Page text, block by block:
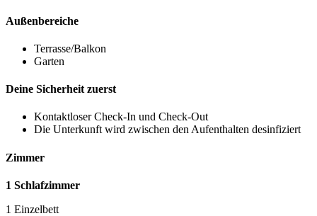
Außenbereiche
Terrasse/Balkon
Garten
Deine Sicherheit zuerst
Kontaktloser Check-In und Check-Out
Die Unterkunft wird zwischen den Aufenthalten desinfiziert
Zimmer
1 Schlafzimmer
1 Einzelbett